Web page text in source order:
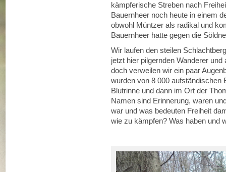
kämpferische Streben nach
Bauernheer noch heute in einem
obwohl Müntzer als radikal und
Bauernheer hatte gegen die
Wir laufen den steilen
jetzt hier pilgernden Wanderer
doch verweilen wir ein paar
wurden von 8 000 aufständischen
Blutrinne und dann im Ort der
Namen sind Erinnerung, waren
war und was bedeuten Freiheit
wie zu kämpfen? Was haben und